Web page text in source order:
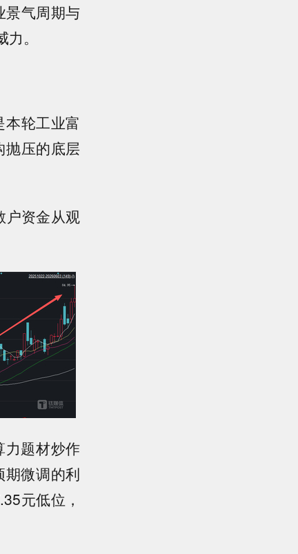
景气周期与
。
轮工业富
抛压的底层
户资金从观
力题材炒作
微调的利
元低位，